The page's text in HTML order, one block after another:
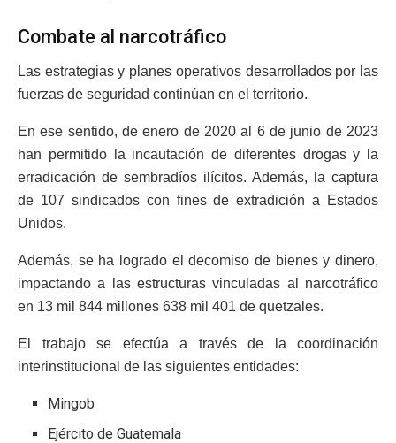
Combate al narcotráfico
Las estrategias y planes operativos desarrollados por las
fuerzas de seguridad continúan en el territorio.
En ese sentido, de enero de 2020 al 6 de junio de 2023
han permitido la incautación de diferentes drogas y la
erradicación de sembradíos ilícitos. Además, la captura
de 107 sindicados con fines de extradición a Estados
Unidos.
Además, se ha logrado el decomiso de bienes y dinero,
impactando a las estructuras vinculadas al narcotráfico
en 13 mil 844 millones 638 mil 401 de quetzales.
El trabajo se efectúa a través de la coordinación
interinstitucional de las siguientes entidades:
Mingob
Ejército de Guatemala